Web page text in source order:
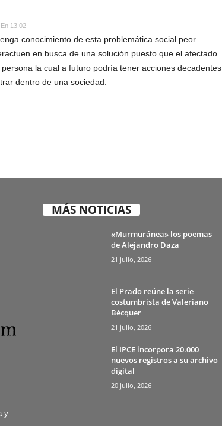
13:02
conocimiento de esta problemática social peor
en busca de una solución puesto que el afectado
la cual a futuro podría tener acciones decadentes
dentro de una sociedad.
y
MÁS NOTICIAS
«Murmuránea» los poemas
de Alejandro Daza
21 julio, 2026
El Prado reúne la serie
costumbrista de Valeriano
Bécquer
21 julio, 2026
El IPCE incorpora 20.000
nuevos registros a su archivo
digital
20 julio, 2026